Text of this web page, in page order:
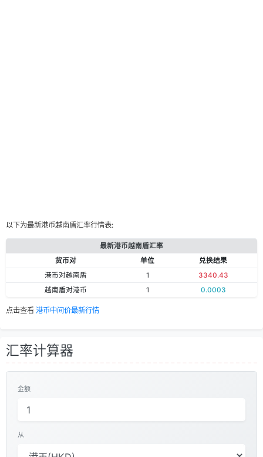
以下为最新港币越南盾汇率行情表:
最新港币越南盾汇率
货币对
单位
兑换结果
港币对越南盾
1
3340.43
越南盾对港币
1 0.0003
点击查看 港币中间价最新行情
汇率计算器
金额
从